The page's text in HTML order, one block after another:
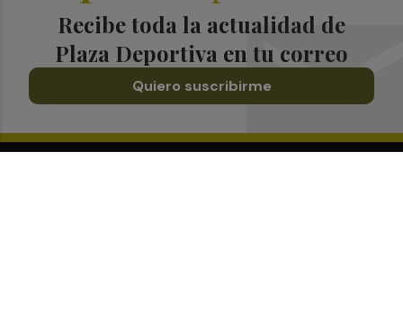
Recibe toda la actualidad de
Plaza Deportiva en tu correo
Quiero suscribirme